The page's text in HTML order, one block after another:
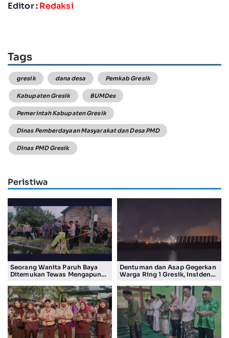
Editor :Redaksi
Tags
gresik dana desa Pemkab Gresik
Kabupaten Gresik BUMDes
Pemerintah Kabupaten Gresik
Dinas Pemberdayaan Masyarakat dan Desa PMD
Dinas PMD Gresik
Peristiwa
Seorang Wanita Paruh Baya
Ditemukan Tewas Mengapung
Dentuman dan Asap Gegerkan
Warga Ring 1 Gresik, Insiden
Smelting